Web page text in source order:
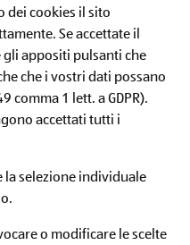
non perderti nessuna
dei cookies il sito
Se accettate il
appositi pulsanti che
che i vostri dati possano
comma 1 lett. a GDPR).
accettati tutti i
la selezione individuale
o modificare le scelte